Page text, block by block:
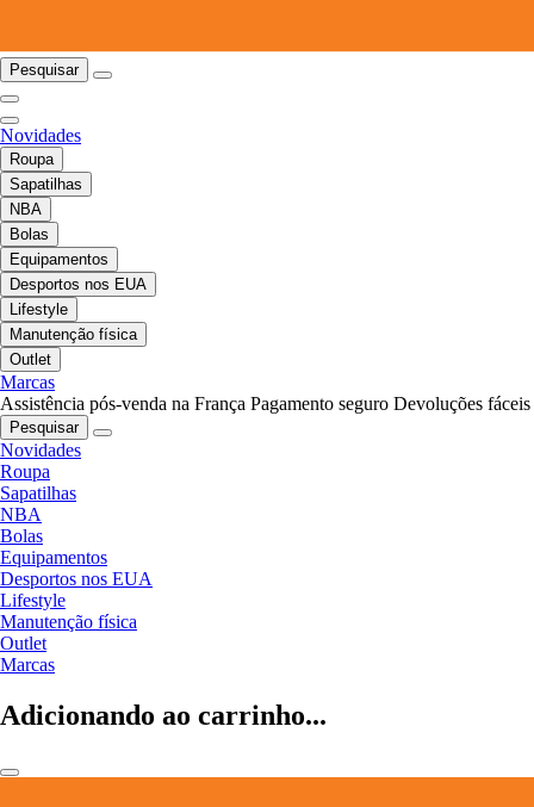
Pesquisar
Novidades
Roupa
Sapatilhas
NBA
Bolas
Equipamentos
Desportos nos EUA
Lifestyle
Manutenção física
Outlet
Marcas
Assistência pós-venda na França Pagamento seguro Devoluções fáceis
Pesquisar
Novidades
Roupa
Sapatilhas
NBA
Bolas
Equipamentos
Desportos nos EUA
Lifestyle
Manutenção física
Outlet
Marcas
Adicionando ao carrinho...